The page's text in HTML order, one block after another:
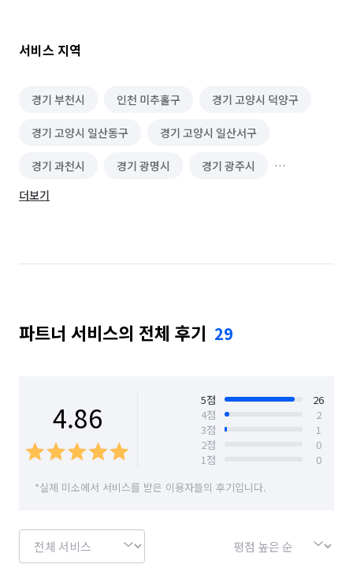
서비스 지역
경기 부천시 인천 미추홀구 경기 고양시 덕양구
경기 고양시 일산동구 경기 고양시 일산서구
경기 과천시 경기 광명시 경기 광주시
경기 구리시
경기 성남시 수정구 경기 성남시 중원구
경기 수원시 장안구 경기 수원시 팔달구
경기 안성시
경기 안양시 동안구 경기 안양시 만안구
경기 양주시 경기 양평군 경기 여주시
경기 연천군 경기 오산시 경기 용인시 기흥구
경기 용인시 수지구
경기 의왕시 경기 의정부시
더보기
파트너 서비스의 전체 후기 29
4.86 5점
26
4점
2
3점
1
2점
0
1점
0
*실제 미소에서 서비스를 받은 이용자들의 후기입니다.